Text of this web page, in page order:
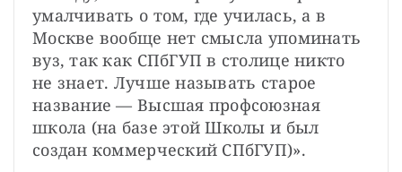
умалчивать о том, где училась, а в
Москве вообще нет смысла упоминать
вуз, так как СПбГУП в столице никто
не знает. Лучше называть старое
название — Высшая профсоюзная
школа (на базе этой Школы и был
создан коммерческий СПбГУП)».